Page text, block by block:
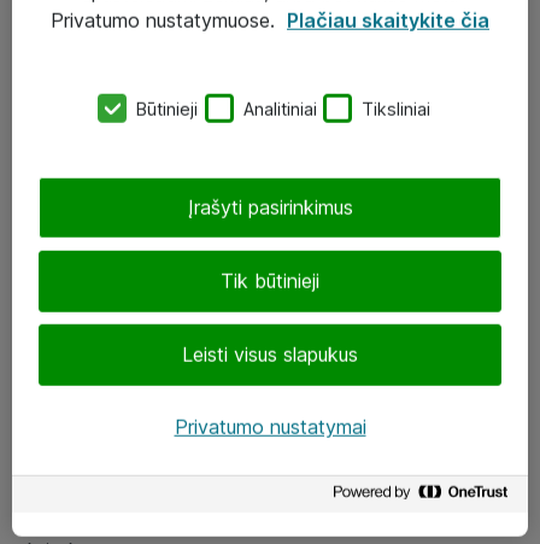
eShop@atea.lt
LinkedIn
Privatumo nustatymuose. Plačiau skaitykite čia
Būtinieji Analitiniai Tiksliniai
Tik būtinieji
Leisti visus slapukus
Įrašyti pasirinkimus
Privatumo nustatymai